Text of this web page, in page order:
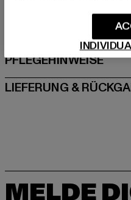
GRÖSSE & PASSFORM
PFLEGEHINWEISE
LIEFERUNG &
MELDE